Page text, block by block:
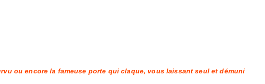
ou encore la fameuse porte qui claque, vous laissant seul et démuni